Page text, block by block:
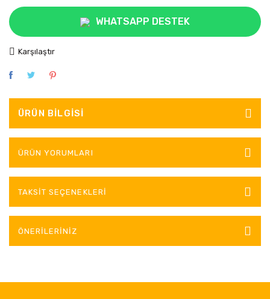
WHATSAPP DESTEK
Karşılaştır
ÜRÜN BILGISI
ÜRÜN YORUMLARI
TAKSIT SEÇENEKLERI
ÖNERILERINIZ